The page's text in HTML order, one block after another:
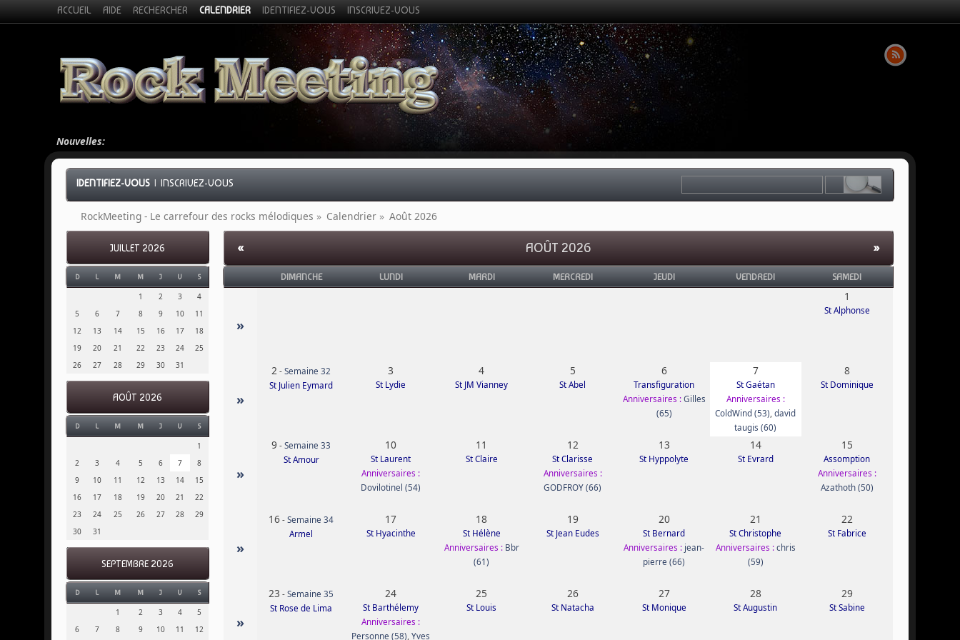
ACCUEIL AIDE RECHERCHER CALENDRIER IDENTIFIEZ-VOUS INSCRIVEZ-VOUS
Nouvelles:
IDENTIFIEZ-VOUS |INSCRIVEZ-VOUS
RockMeeting - Le carrefour des rocks mélodiques » Calendrier » Août 2026
JUILLET 2026
D L M M J V S
1 2 3
4
5
6 7 8 9 10
11
12
13 14 15 16 17
18
19
20 21 22 23 24
25
26
27 28 29 30 31
AOÛT 2026
D L M M J V S
1
2
3 4 5 6 7
8
9
10 11 12 13 14
15
16
17 18 19 20 21
22
23
24 25 26 27 28
29
30
31
SEPTEMBRE 2026
D L M M J V S
1 2 3 4
5
6
7 8 9 10 11 12
« »
AOÛT 2026
DIMANCHE LUNDI MARDI MERCREDI JEUDI VENDREDI SAMEDI
»
1
St Alphonse
»
2 -Semaine 32
St Julien Eymard
3
St Lydie
4
St JM Vianney
5
St Abel
6
Transfiguration
Anniversaires : Gilles
(65)
7
St Gaétan
Anniversaires :
ColdWind (53) ,david
taugis (60)
8
St Dominique
»
9 -Semaine 33
St Amour
10
St Laurent
Anniversaires :
Dovilotinel (54)
11
St Claire
12
St Clarisse
Anniversaires :
GODFROY (66)
13
St Hyppolyte
14
St Evrard
15
Assomption
Anniversaires :
Azathoth (50)
»
16 -Semaine 34
Armel
17
St Hyacinthe
18
St Hélène
Anniversaires : Bbr
(61)
19
St Jean Eudes
20
St Bernard
Anniversaires : jean-
pierre (66)
21
St Christophe
Anniversaires : chris
(59)
22
St Fabrice
»
23 -Semaine 35
St Rose de Lima
24
St Barthélemy
Anniversaires :
Personne (58) ,Yves
25
St Louis
26
St Natacha
27
St Monique
28
St Augustin
29
St Sabine